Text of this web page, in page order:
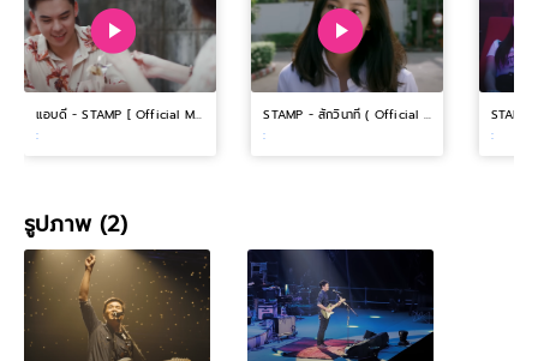
แอบดี - STAMP [ Official Music Video ]
:
STAMP - สักวินาที ( Official Music Video )
:
:
รูปภาพ (2)